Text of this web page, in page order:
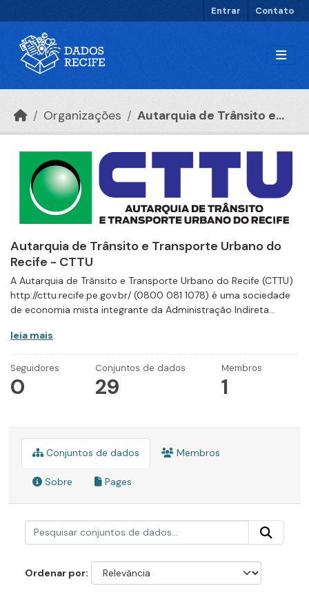
Entrar Contato
Organizações Autarquia de Trânsito e...
Autarquia de Trânsito e Transporte Urbano do
Recife - CTTU
A Autarquia de Trânsito e Transporte Urbano do Recife (CTTU)
http://cttu.recife.pe.gov.br/ (0800 081 1078) é uma sociedade
de economia mista integrante da Administração Indireta...
leia mais
Seguidores
0
Conjuntos de dados
29
Membros
1
Conjuntos de dados Membros
Sobre Pages
Ordenar por